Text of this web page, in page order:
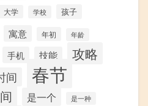
大学 学校 孩子
寓意 年初 年龄
手机 技能 攻略
间 春节
是一个 是一种